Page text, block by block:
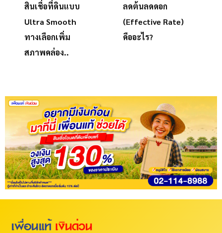
สินเชื่อที่ดินแบบ
Ultra Smooth
ทางเลือกเพิ่ม
สภาพคล่อง..
ลดต้นลดดอก
(Effective Rate)
คืออะไร?